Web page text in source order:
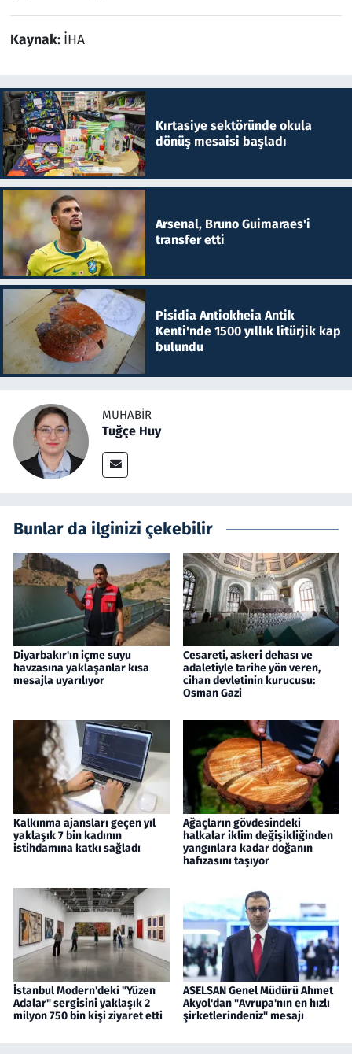
Kaynak: İHA
Kırtasiye sektöründe okula
dönüş mesaisi başladı
Arsenal, Bruno Guimaraes'i
transfer etti
Pisidia Antiokheia Antik
Kenti'nde 1500 yıllık litürjik kap
bulundu
MUHABIR
Tuğçe Huy
Bunlar da ilginizi çekebilir
Diyarbakır'ın içme suyu
havzasına yaklaşanlar kısa
mesajla uyarılıyor
Cesareti, askeri dehası ve
adaletiyle tarihe yön veren,
cihan devletinin kurucusu:
Osman Gazi
Kalkınma ajansları geçen yıl
yaklaşık 7 bin kadının
istihdamına katkı sağladı
Ağaçların gövdesindeki
halkalar iklim değişikliğinden
yangınlara kadar doğanın
hafızasını taşıyor
İstanbul Modern'deki "Yüzen
Adalar" sergisini yaklaşık 2
milyon 750 bin kişi ziyaret etti
ASELSAN Genel Müdürü Ahmet
Akyol'dan "Avrupa'nın en hızlı
şirketlerindeniz" mesajı